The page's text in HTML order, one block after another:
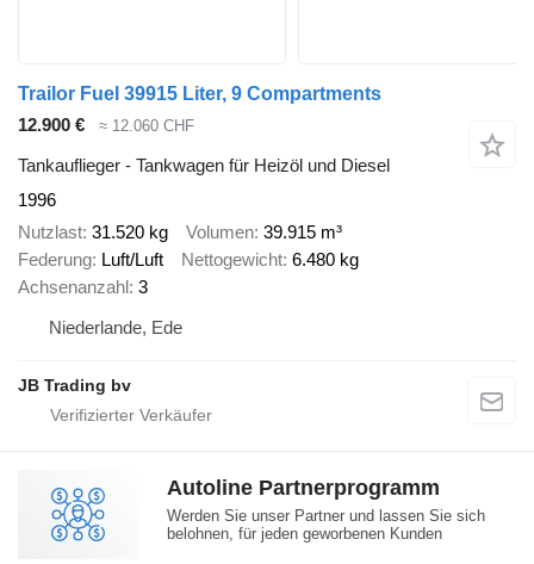
Trailor Fuel 39915 Liter, 9 Compartments
12.900 €
≈ 12.060 CHF
Tankauflieger - Tankwagen für Heizöl und Diesel
1996
Nutzlast 31.520 kg Volumen 39.915 m³
Federung Luft/Luft Nettogewicht 6.480 kg
Achsenanzahl 3
Niederlande, Ede
JB Trading bv
Autoline Partnerprogramm
Werden Sie unser Partner und lassen Sie sich
belohnen, für jeden geworbenen Kunden